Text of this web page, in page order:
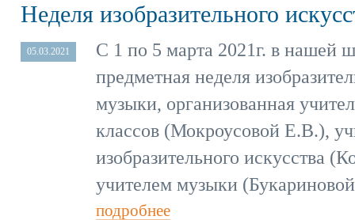
Неделя изобразительного
05.03.2021
С 1 по 5 марта 2021г. в нашей
предметная неделя
музыки, организованная
классов (Мокроусовой Е.В.),
изобразительного искусства
учителем музыки
подробнее